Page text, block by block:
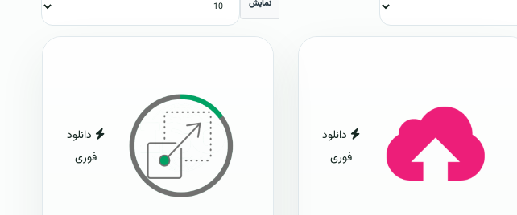
نمایش
دانلود
فوری
دانلود
فوری